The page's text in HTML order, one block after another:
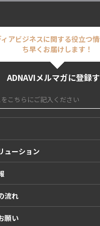
アビジネスに関する役立つ
ち早くお届けします！
ADNAVIメルマガに登録
ューション
流れ
願い